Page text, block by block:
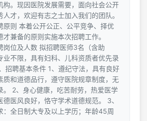
构。现因医院发展需要，面向社会公开
人才，欢迎有志之士加入我们的团队。
原则 本着公开公正、公平竞争、择优
才兼备的原则实施本次招聘工作。
岗位及人数 拟招聘医师3名（含助
业不限，具有妇科、儿科资质者优先录
招聘基本条件 1、遵纪守法，具有良好
质和道德品行，遵守医院规章制度，无
。 2、身心健康，吃苦耐劳，热爱医学
德医风良好，恪守学术道德规范。 3、
：全日制大专及以上学历；年龄45周